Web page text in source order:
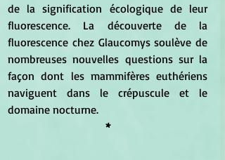
de la signification écologique de leur
fluorescence. La découverte de la
fluorescence chez Glaucomys soulève de
nombreuses nouvelles questions sur la
façon dont les mammifères euthériens
naviguent dans le crépuscule et le
domaine nocturne.
*